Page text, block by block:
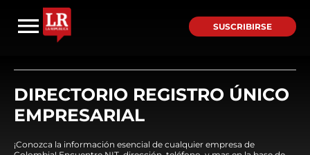
SUSCRIBIRSE
DIRECTORIO REGISTRO ÚNICO
EMPRESARIAL
¡Conozca la información esencial de cualquier empresa de